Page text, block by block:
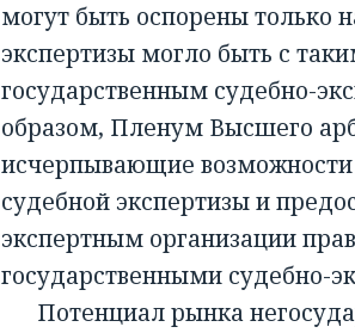
могут быть оспорены только
экспертизы могло быть с
государственным судебно-
образом, Пленум Высшего
исчерпывающие
судебной экспертизы и
экспертным организации
государственными судебно-
Потенциал рынка